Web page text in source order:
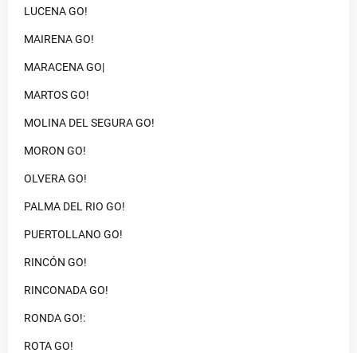
LUCENA GO!
MAIRENA GO!
MARACENA GO|
MARTOS GO!
MOLINA DEL SEGURA GO!
MORON GO!
OLVERA GO!
PALMA DEL RIO GO!
PUERTOLLANO GO!
RINCÓN GO!
RINCONADA GO!
RONDA GO!:
ROTA GO!